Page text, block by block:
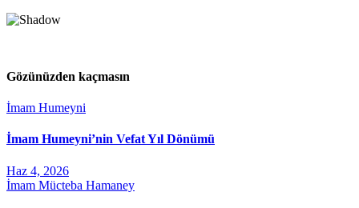
Gözünüzden kaçmasın
İmam Humeyni
İmam Humeyni’nin Vefat Yıl Dönümü
Haz 4, 2026
İmam Mücteba Hamaney